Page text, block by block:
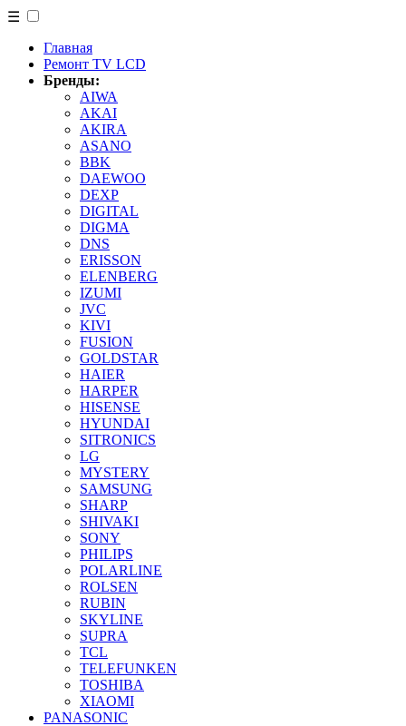
☰
Главная
Ремонт TV LCD
Бренды:
AIWA
AKAI
AKIRA
ASANO
BBK
DAEWOO
DEXP
DIGITAL
DIGMA
DNS
ERISSON
ELENBERG
IZUMI
JVC
KIVI
FUSION
GOLDSTAR
HAIER
HARPER
HISENSE
HYUNDAI
SITRONICS
LG
MYSTERY
SAMSUNG
SHARP
SHIVAKI
SONY
PHILIPS
POLARLINE
ROLSEN
RUBIN
SKYLINE
SUPRA
TCL
TELEFUNKEN
TOSHIBA
XIAOMI
PANASONIC